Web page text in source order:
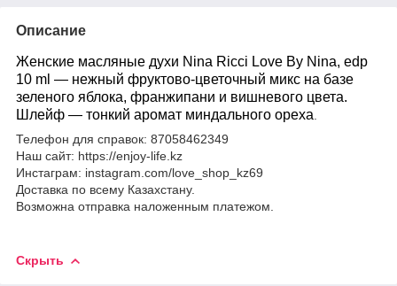
Описание
Женские масляные духи Nina Ricci Love By Nina, edp
10 ml — нежный фруктово-цветочный микс на базе
зеленого яблока, франжипани и вишневого цвета.
Шлейф — тонкий аромат миндального ореха
Телефон для справок: 87058462349
Наш сайт: https://enjoy-life.kz
Инстаграм: instagram.com/love_shop_kz69
Доставка по всему Казахстану.
Возможна отправка наложенным платежом.
Скрыть